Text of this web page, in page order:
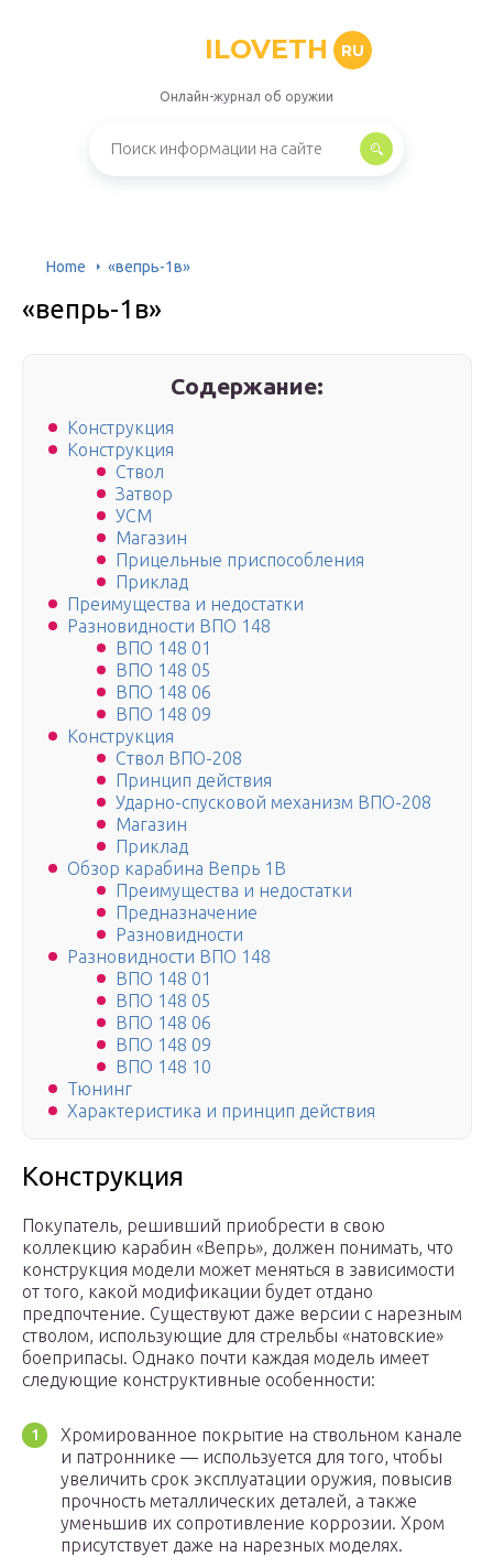
ILOVETH RU
Онлайн-журнал об оружии
Home «вепрь-1в»
«вепрь-1в»
Содержание:
Конструкция
Конструкция
Ствол
Затвор
УСМ
Магазин
Прицельные приспособления
Приклад
Преимущества и недостатки
Разновидности ВПО 148
ВПО 148 01
ВПО 148 05
ВПО 148 06
ВПО 148 09
Конструкция
Ствол ВПО-208
Принцип действия
Ударно-спусковой механизм ВПО-208
Магазин
Приклад
Обзор карабина Вепрь 1В
Преимущества и недостатки
Предназначение
Разновидности
Разновидности ВПО 148
ВПО 148 01
ВПО 148 05
ВПО 148 06
ВПО 148 09
ВПО 148 10
Тюнинг
Характеристика и принцип действия
Конструкция
Покупатель, решивший приобрести в свою
коллекцию карабин «Вепрь», должен понимать, что
конструкция модели может меняться в зависимости
от того, какой модификации будет отдано
предпочтение. Существуют даже версии с нарезным
стволом, использующие для стрельбы «натовские»
боеприпасы. Однако почти каждая модель имеет
следующие конструктивные особенности:
Хромированное покрытие на ствольном канале
и патроннике — используется для того, чтобы
увеличить срок эксплуатации оружия, повысив
прочность металлических деталей, а также
уменьшив их сопротивление коррозии. Хром
присутствует даже на нарезных моделях.